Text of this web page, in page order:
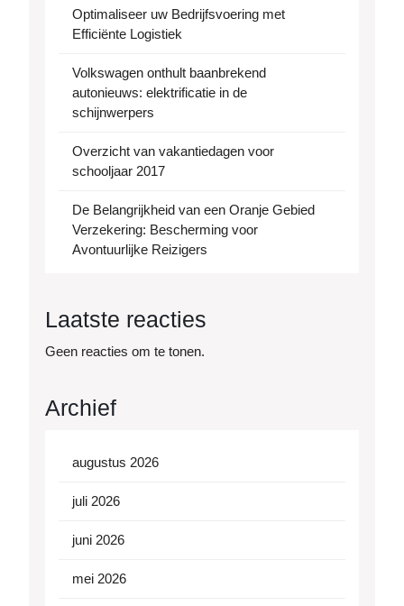
Optimaliseer uw Bedrijfsvoering met
Efficiënte Logistiek
Volkswagen onthult baanbrekend
autonieuws: elektrificatie in de
schijnwerpers
Overzicht van vakantiedagen voor
schooljaar 2017
De Belangrijkheid van een Oranje Gebied
Verzekering: Bescherming voor
Avontuurlijke Reizigers
Laatste reacties
Geen reacties om te tonen.
Archief
augustus 2026
juli 2026
juni 2026
mei 2026